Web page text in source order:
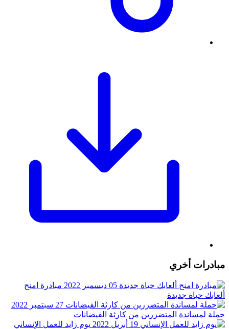
مبادرات أخري
05 ديسمبر 2022
مبادرة امنح
ألعابك حياة جديدة
27 سبتمبر 2022
حملة لمساندة المتضررين من كارثة الفيضانات
19 أبريل 2022
يوم زايد للعمل الإنساني